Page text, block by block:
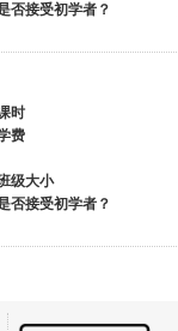
否接受初学者？
时
费
级大小
否接受初学者？